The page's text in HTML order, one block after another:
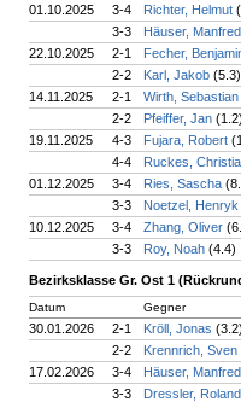
01.10.2025
3-4 Richter, Helmut
3-3
Häuser,
22.10.2025
2-1
Fecher,
2-2
Karl, Jakob (5.3)
14.11.2025
2-1
Wirth, Sebastian
2-2
Pfeiffer, Jan
19.11.2025
4-3 Fujara, Robert
4-4
Ruckes,
01.12.2025
3-4 Ries, Sascha
3-3
Noetzel, Henryk
10.12.2025
3-4 Zhang, Oliver
3-3
Roy, Noah (4.4)
Bezirksklasse Gr. Ost 1
Datum Gegner
30.01.2026 2-1 Kröll, Jonas
2-2
Krennrich, Sven
17.02.2026
3-4
Häuser,
3-3
Dressler,